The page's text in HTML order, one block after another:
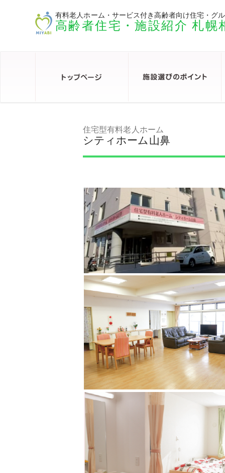
有料老人ホーム・サービス付き高齢者向け住宅・グ
高齢者住宅・施設紹介 札幌
住宅型有料老人ホーム
シティホーム山鼻